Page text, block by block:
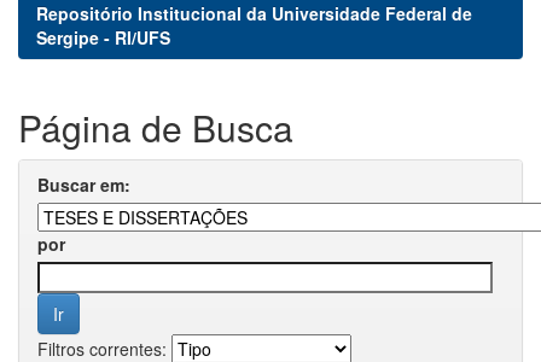
Repositório Institucional da Universidade Federal de
Sergipe - RI/UFS
Página de Busca
Buscar em:
por
Filtros correntes: